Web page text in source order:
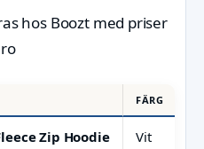
hos Boozt med priser
FÄRG
Zip Hoodie Vit